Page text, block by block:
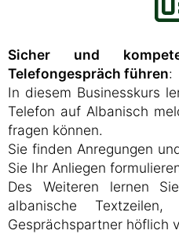
Sicher und
Telefongespräch führen:
In diesem Businesskurs
Telefon auf Albanisch
fragen können.
Sie finden Anregungen
Sie Ihr Anliegen
Des Weiteren lernen
albanische
Gesprächspartner höflich